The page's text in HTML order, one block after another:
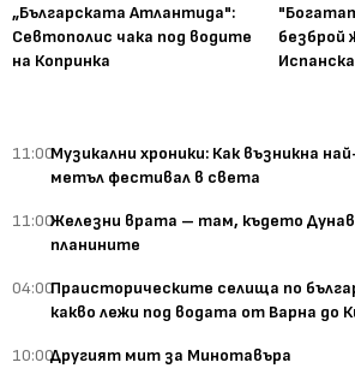
„Българската Атлантида":
Севтополис чака под водите
на Копринка
безброй
11:00Музикални хроники: Как възникна
метъл фестивал в света
11:00Железни врата – там, където Дунав
планините
04:00Праисторическите селища по
какво лежи под водата от Варна до
10:00Другият мит за Минотавъра